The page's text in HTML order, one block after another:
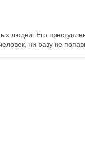
людей. Его
ни разу не